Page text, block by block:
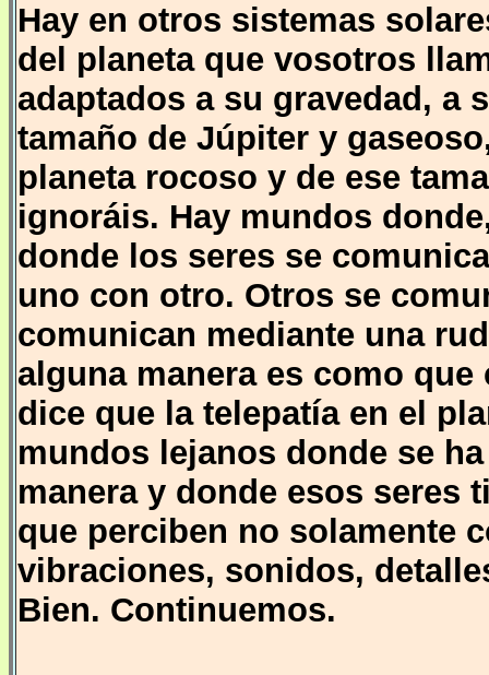
Hay en otros sistemas
del planeta que vosotros
adaptados a su gravedad, a
tamaño de Júpiter y
planeta rocoso y de ese
ignoráis. Hay mundos
donde los seres se
uno con otro. Otros se
comunican mediante una
alguna manera es como
dice que la telepatía en el
mundos lejanos donde se
manera y donde esos seres
que perciben no solamente
vibraciones, sonidos,
Bien. Continuemos.